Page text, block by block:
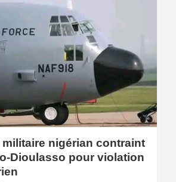
militaire nigérian contraint
Dioulasso pour violation